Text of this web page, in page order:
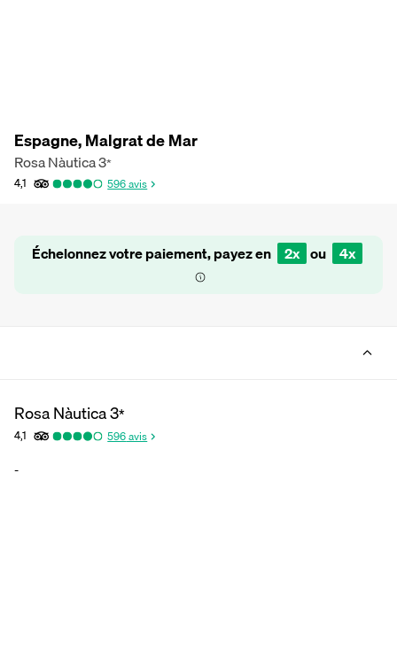
Espagne, Malgrat de Mar
Rosa Nàutica3*
4,1 596avis
Échelonnez votre paiement, payez en 2x ou 4x
Rosa Nàutica3*
4,1 596avis
-